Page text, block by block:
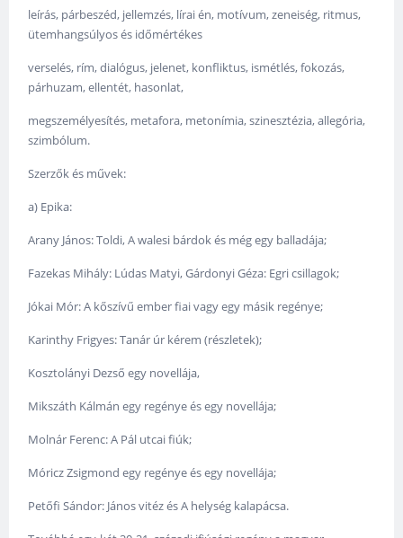
leírás, párbeszéd, jellemzés, lírai én, motívum, zeneiség, ritmus,
ütemhangsúlyos és időmértékes
verselés, rím, dialógus, jelenet, konfliktus, ismétlés, fokozás,
párhuzam, ellentét, hasonlat,
megszemélyesítés, metafora, metonímia, szinesztézia, allegória,
szimbólum.
Szerzők és művek:
a) Epika:
Arany János: Toldi, A walesi bárdok és még egy balladája;
Fazekas Mihály: Lúdas Matyi, Gárdonyi Géza: Egri csillagok;
Jókai Mór: A kőszívű ember fiai vagy egy másik regénye;
Karinthy Frigyes: Tanár úr kérem (részletek);
Kosztolányi Dezső egy novellája,
Mikszáth Kálmán egy regénye és egy novellája;
Molnár Ferenc: A Pál utcai fiúk;
Móricz Zsigmond egy regénye és egy novellája;
Petőfi Sándor: János vitéz és A helység kalapácsa.